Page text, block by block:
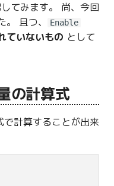
てみます。 尚、今回
且つ、
Enable
ていないもの として
の計算式
計算することが出来